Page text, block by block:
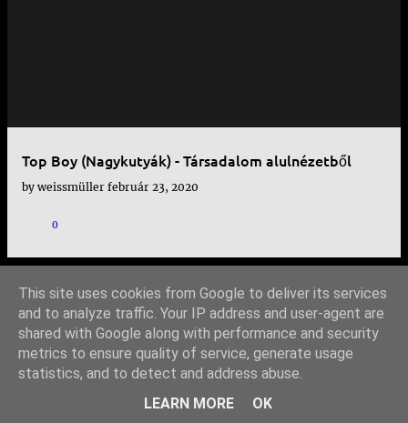
e
Top Boy (Nagykutyák) - Társadalom alulnézetből
by weissmüller február 23, 2020
0
TOVÁBBI BEJEGYZÉSEK
Üzemeltető: Blogger
This site uses cookies from Google to deliver its services
and to analyze traffic. Your IP address and user-agent are
shared with Google along with performance and security
metrics to ensure quality of service, generate usage
statistics, and to detect and address abuse.
LEARN MORE
OK